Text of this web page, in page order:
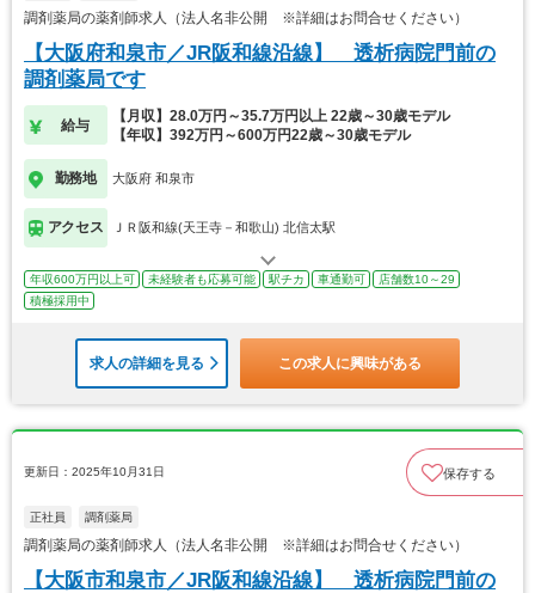
調剤薬局の薬剤師求人（法人名非公開 ※詳細はお問合せください）
【大阪府和泉市／JR阪和線沿線】 透析病院門前の
調剤薬局です
給与
【月収】28.0万円～35.7万円以上 22歳～30歳モデル
【年収】392万円～600万円22歳～30歳モデル
勤務地 大阪府 和泉市
アクセス ＪＲ阪和線(天王寺－和歌山) 北信太駅
年収600万円以上可 未経験者も応募可能 駅チカ 車通勤可
店舗数10～29
積極採用中
求人の詳細を見る この求人に興味がある
更新日：2025年10月31日 保存する
正社員 調剤薬局
調剤薬局の薬剤師求人（法人名非公開 ※詳細はお問合せください）
【大阪市和泉市／JR阪和線沿線】 透析病院門前の